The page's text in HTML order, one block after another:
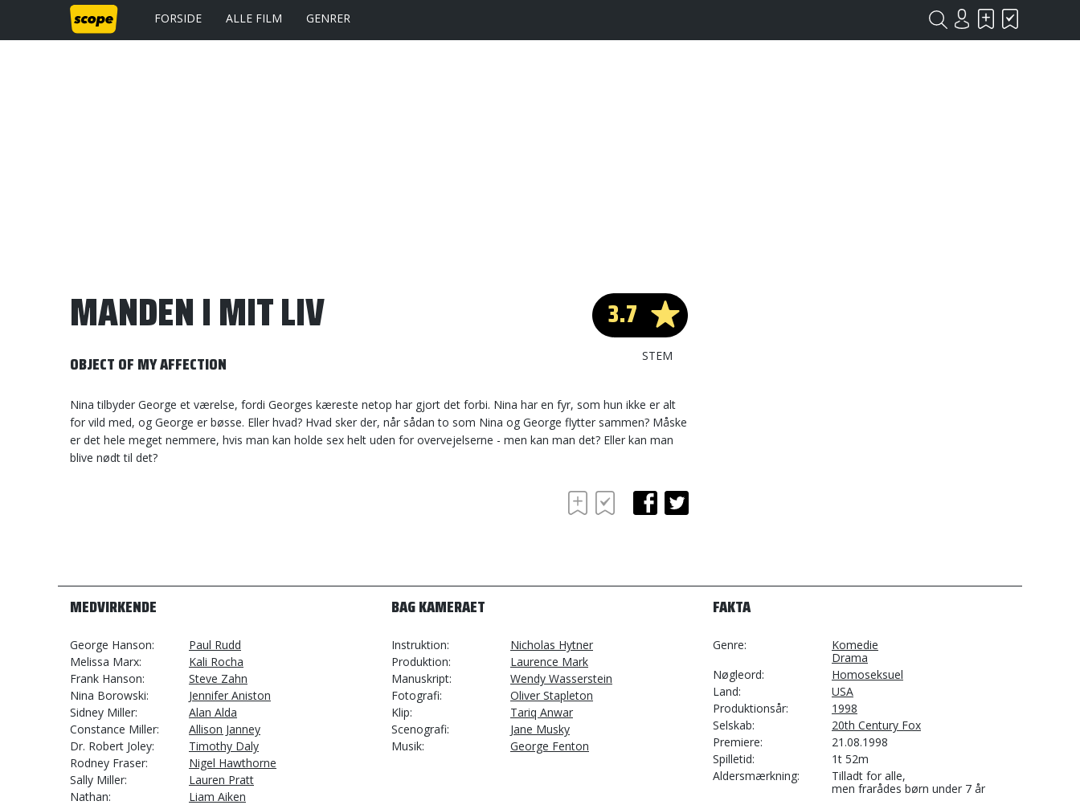
FORSIDE ALLE FILM GENRER
3.7
STEM
MANDEN I MIT LIV
OBJECT OF MY AFFECTION
Nina tilbyder George et værelse, fordi Georges kæreste netop har gjort det forbi. Nina har en fyr, som hun ikke er alt
for vild med, og George er bøsse. Eller hvad? Hvad sker der, når sådan to som Nina og George flytter sammen? Måske
er det hele meget nemmere, hvis man kan holde sex helt uden for overvejelserne - men kan man det? Eller kan man
blive nødt til det?
MEDVIRKENDE
George Hanson
Paul Rudd
Melissa Marx
Kali Rocha
Frank Hanson
Steve Zahn
Nina Borowski
Jennifer Aniston
Sidney Miller
Alan Alda
Constance Miller
Allison Janney
Dr. Robert Joley
Timothy Daly
Rodney Fraser
Nigel Hawthorne
Sally Miller
Lauren Pratt
Nathan
Liam Aiken
BAG KAMERAET
Instruktion
Nicholas Hytner
Produktion
Laurence Mark
Manuskript
Wendy Wasserstein
Fotografi
Oliver Stapleton
Klip
Tariq Anwar
Scenografi
Jane Musky
Musik
George Fenton
FAKTA
Genre
Komedie
Drama
Nøgleord
Homoseksuel
Land
USA
Produktionsår
1998
Selskab
20th Century Fox
Premiere
21.08.1998
Spilletid
1t 52m
Aldersmærkning
Tilladt for alle,
men frarådes børn under 7 år